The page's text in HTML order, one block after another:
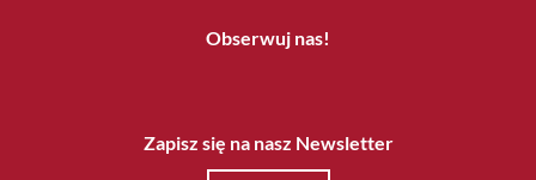
Obserwuj nas!
Zapisz się na nasz Newsletter